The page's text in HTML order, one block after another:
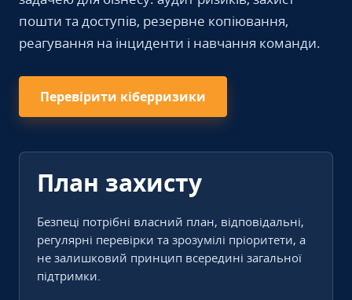
пошти та доступів, резервне копіювання,
реагування на інциденти і навчання команди.
Перевірити кіберризики
План захисту
Безпеці потрібні власний план, відповідальні,
регулярні перевірки та зрозумілі пріоритети, а
не залишковий принцип всередині загальної
підтримки.